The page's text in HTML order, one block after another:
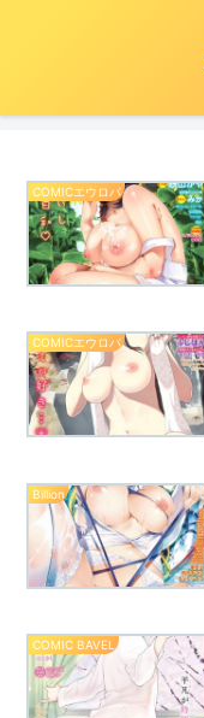
COMICエウロパ
COMICエウロパ
Billion
COMIC BAVEL